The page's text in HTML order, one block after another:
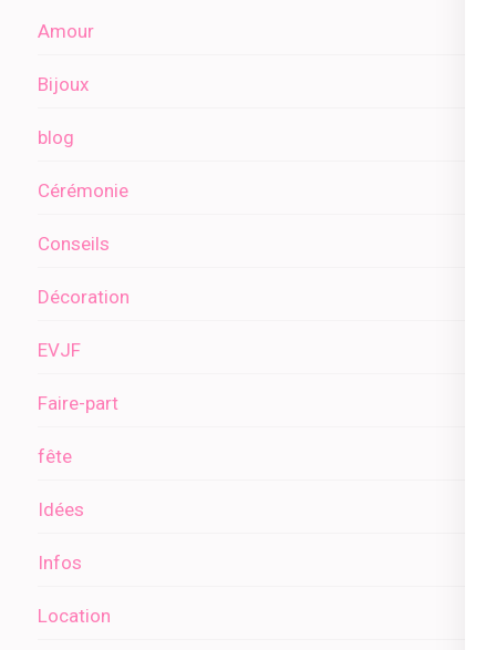
Amour
Bijoux
blog
Cérémonie
Conseils
Décoration
EVJF
Faire-part
fête
Idées
Infos
Location